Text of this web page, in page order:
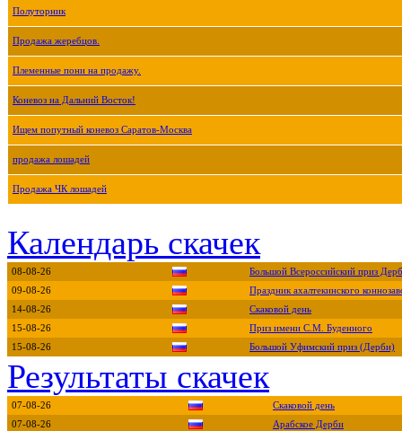
Полуторник
Продажа жеребцов.
Племенные пони на продажу.
Коневоз на Дальний Восток!
Ищем попутный коневоз Саратов-Москва
продажа лошадей
Продажа ЧК лошадей
Календарь скачек
08-08-26
Большой Всероссийский приз
09-08-26
Праздник ахалтекинского
14-08-26
Скаковой день
15-08-26
Приз имени С.М. Буденного
15-08-26
Большой Уфимский приз (Дерби)
Результаты скачек
07-08-26
Скаковой день
07-08-26
Арабское Дерби